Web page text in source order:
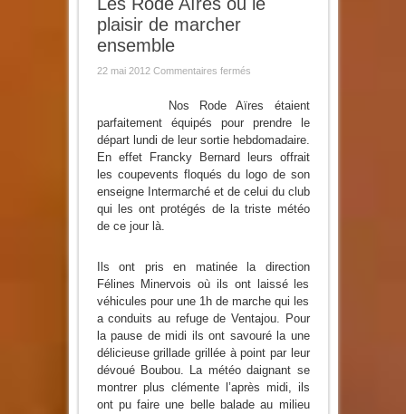
Les Rode Aïres ou le
plaisir de marcher
ensemble
22 mai 2012 Commentaires ferméssur
Aïres
le
plaisir
de
marcher
ensemble
Nos Rode Aïres étaient
parfaitement équipés pour prendre le
départ lundi de leur sortie hebdomadaire.
En effet Francky Bernard leurs offrait
les coupevents floqués du logo de son
enseigne Intermarché et de celui du club
qui les ont protégés de la triste météo
de ce jour là.
Ils ont pris en matinée la direction
Félines Minervois où ils ont laissé les
véhicules pour une 1h de marche qui les
a conduits au refuge de Ventajou. Pour
la pause de midi ils ont savouré la une
délicieuse grillade grillée à point par leur
dévoué Boubou. La météo daignant se
montrer plus clémente l’après midi, ils
ont pu faire une belle balade au milieu